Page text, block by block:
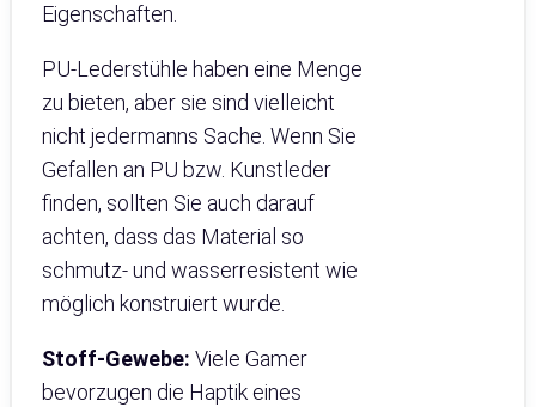
Eigenschaften.
PU-Lederstühle haben eine Menge
zu bieten, aber sie sind vielleicht
nicht jedermanns Sache. Wenn Sie
Gefallen an PU bzw. Kunstleder
finden, sollten Sie auch darauf
achten, dass das Material so
schmutz- und wasserresistent wie
möglich konstruiert wurde.
Stoff-Gewebe: Viele Gamer
bevorzugen die Haptik eines